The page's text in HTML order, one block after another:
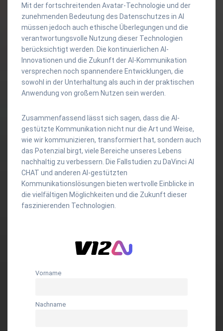
Mit der fortschreitenden Avatar-Technologie und der
zunehmenden Bedeutung des Datenschutzes in AI
müssen jedoch auch ethische Überlegungen und die
verantwortungsvolle Nutzung dieser Technologien
berücksichtigt werden. Die kontinuierlichen AI-
Innovationen und die Zukunft der AI-Kommunikation
versprechen noch spannendere Entwicklungen, die
sowohl in der Unterhaltung als auch in der praktischen
Anwendung von großem Nutzen sein werden.
Zusammenfassend lässt sich sagen, dass die AI-
gestützte Kommunikation nicht nur die Art und Weise,
wie wir kommunizieren, transformiert hat, sondern auch
das Potenzial birgt, viele Bereiche unseres Lebens
nachhaltig zu verbessern. Die Fallstudien zu DaVinci AI
CHAT und anderen AI-gestützten
Kommunikationslösungen bieten wertvolle Einblicke in
die vielfältigen Möglichkeiten und die Zukunft dieser
faszinierenden Technologien.
Vorname
Nachname